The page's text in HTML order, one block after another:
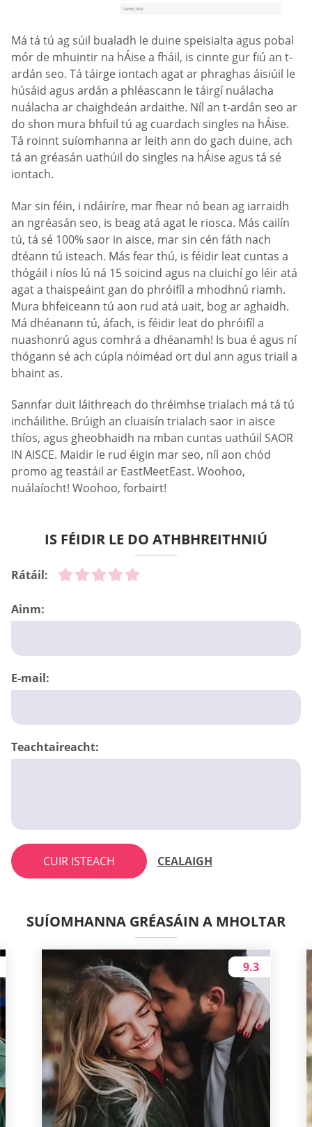
Má tá tú ag súil bualadh le duine speisialta agus pobal
mór de mhuintir na hÁise a fháil, is cinnte gur fiú an t-
ardán seo. Tá táirge iontach agat ar phraghas áisiúil le
húsáid agus ardán a phléascann le táirgí nuálacha
nuálacha ar chaighdeán ardaithe. Níl an t-ardán seo ar
do shon mura bhfuil tú ag cuardach singles na hÁise.
Tá roinnt suíomhanna ar leith ann do gach duine, ach
tá an gréasán uathúil do singles na hÁise agus tá sé
iontach.
Mar sin féin, i ndáiríre, mar fhear nó bean ag iarraidh
an ngréasán seo, is beag atá agat le riosca. Más cailín
tú, tá sé 100% saor in aisce, mar sin cén fáth nach
dtéann tú isteach. Más fear thú, is féidir leat cuntas a
thógáil i níos lú ná 15 soicind agus na cluichí go léir atá
agat a thaispeáint gan do phróifíl a mhodhnú riamh.
Mura bhfeiceann tú aon rud atá uait, bog ar aghaidh.
Má dhéanann tú, áfach, is féidir leat do phróifíl a
nuashonrú agus comhrá a dhéanamh! Is bua é agus ní
thógann sé ach cúpla nóiméad ort dul ann agus triail a
bhaint as.
Sannfar duit láithreach do thréimhse trialach má tá tú
incháilithe. Brúigh an cluaisín trialach saor in aisce
thíos, agus gheobhaidh na mban cuntas uathúil SAOR
IN AISCE. Maidir le rud éigin mar seo, níl aon chód
promo ag teastáil ar EastMeetEast. Woohoo,
nuálaíocht! Woohoo, forbairt!
IS FÉIDIR LE DO ATHBHREITHNIÚ
Rátáil:
Ainm:
E-mail:
Teachtaireacht:
CUIR ISTEACH CEALAIGH
SUÍOMHANNA GRÉASÁIN A MHOLTAR
9.3